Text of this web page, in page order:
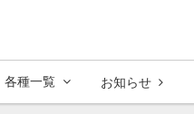
各種一覧 お知らせ